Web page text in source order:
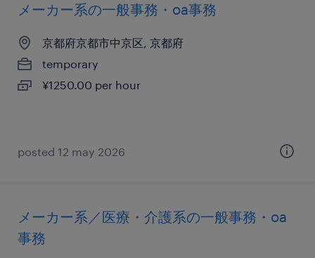
メーカー系の一般事務・oa事務
京都府京都市中京区, 京都府
temporary
¥1250.00 per hour
posted 12 may 2026
メーカー系／医療・介護系の一般事務・oa
事務